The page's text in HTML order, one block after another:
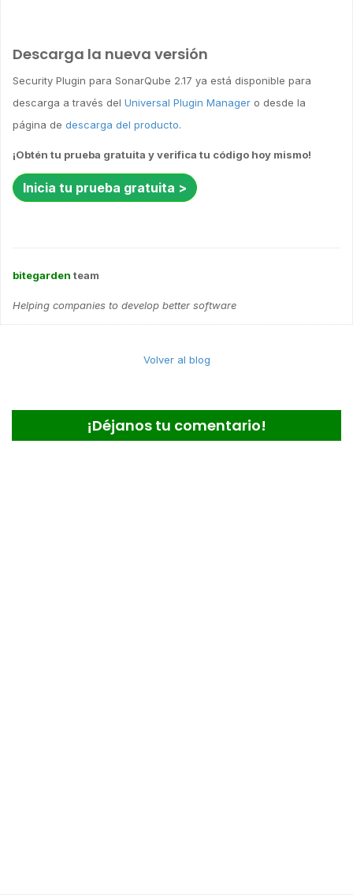
Descarga la nueva versión
Security Plugin para SonarQube 2.17 ya está disponible para
descarga a través del Universal Plugin Manager o desde la
página de descarga del producto.
¡Obtén tu prueba gratuita y verifica tu código hoy mismo!
Inicia tu prueba gratuita >
bitegarden team
Helping companies to develop better software
Volver al blog
¡Déjanos tu comentario!